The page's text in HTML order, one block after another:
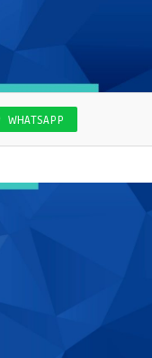
WHATSAPP